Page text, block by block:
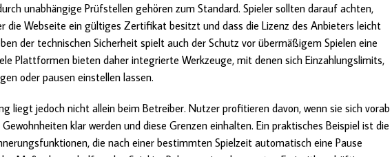
unabhängige Prüfstellen gehören zum Standard. Spieler sollten darauf achten,
die Webseite ein gültiges Zertifikat besitzt und dass die Lizenz des Anbieters leicht
der technischen Sicherheit spielt auch der Schutz vor übermäßigem Spielen eine
Plattformen bieten daher integrierte Werkzeuge, mit denen sich Einzahlungslimits,
oder pausen einstellen lassen.
liegt jedoch nicht allein beim Betreiber. Nutzer profitieren davon, wenn sie sich vorab
klar werden und diese Grenzen einhalten. Ein praktisches Beispiel ist die
die nach einer bestimmten Spielzeit automatisch eine Pause